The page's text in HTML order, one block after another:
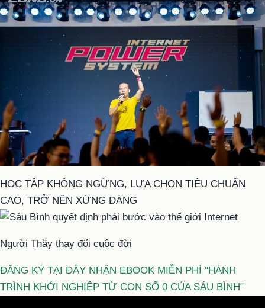
HỌC TẬP KHÔNG NGỪNG, LỰA CHỌN TIÊU CHUẨN
CAO, TRỞ NÊN XỨNG ĐÁNG
Người Thầy thay đổi cuộc đời
ĐĂNG KÝ TẠI ĐÂY NHẬN EBOOK MIỄN PHÍ "HÀNH
TRÌNH KHỞI NGHIỆP TỪ CON SỐ 0 CỦA SÁU BÌNH"